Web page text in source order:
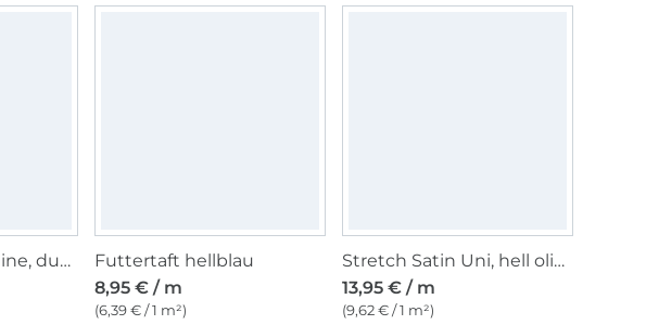
Bi Stretch Gabardine, dunkelgrün
Futtertaft hellblau
8,95 € / m
(6,39 € / 1 m²)
Stretch Satin Uni, hell olivgrün
13,95 € / m
(9,62 € / 1 m²)